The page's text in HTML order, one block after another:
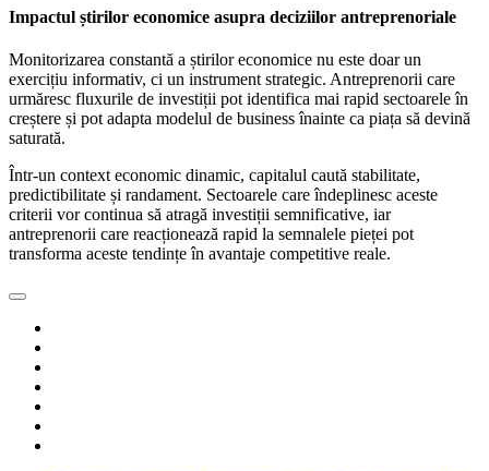
Impactul știrilor economice asupra deciziilor antreprenoriale
Monitorizarea constantă a știrilor economice nu este doar un
exercițiu informativ, ci un instrument strategic. Antreprenorii care
urmăresc fluxurile de investiții pot identifica mai rapid sectoarele în
creștere și pot adapta modelul de business înainte ca piața să devină
saturată.
Într-un context economic dinamic, capitalul caută stabilitate,
predictibilitate și randament. Sectoarele care îndeplinesc aceste
criterii vor continua să atragă investiții semnificative, iar
antreprenorii care reacționează rapid la semnalele pieței pot
transforma aceste tendințe în avantaje competitive reale.